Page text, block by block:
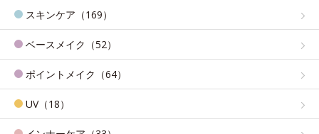
スキンケア（169）
ベースメイク（52）
ポイントメイク（64）
UV（18）